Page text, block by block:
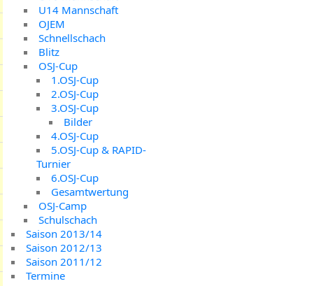
U14 Mannschaft
OJEM
Schnellschach
Blitz
OSJ-Cup
1.OSJ-Cup
2.OSJ-Cup
3.OSJ-Cup
Bilder
4.OSJ-Cup
5.OSJ-Cup & RAPID-
Turnier
6.OSJ-Cup
Gesamtwertung
OSJ-Camp
Schulschach
Saison 2013/14
Saison 2012/13
Saison 2011/12
Termine